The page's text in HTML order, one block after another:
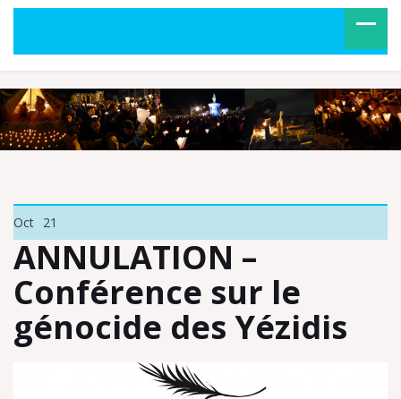
Oct 21
ANNULATION –
Conférence sur le
génocide des Yézidis